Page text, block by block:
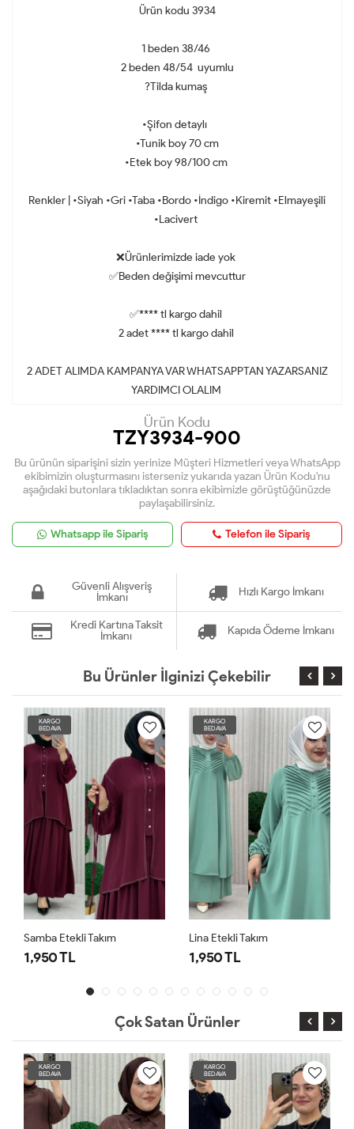
Ürün kodu 3934
1 beden 38/46
2 beden 48/54 uyumlu
?Tilda kumaş
•Şifon detaylı
•Tunik boy 70 cm
•Etek boy 98/100 cm
Renkler | •Siyah •Gri •Taba •Bordo •İndigo •Kiremit •Elmayeşili
•Lacivert
❌Ürünlerimizde iade yok
✅Beden değişimi mevcuttur
✅**** tl kargo dahil
2 adet **** tl kargo dahil
2 ADET ALIMDA KAMPANYA VAR WHATSAPPTAN YAZARSANIZ
YARDIMCI OLALIM
Ürün Kodu
TZY3934-900
Bu ürünün siparişini sizin yerinize Müşteri Hizmetleri veya WhatsApp
ekibimizin oluşturmasını isterseniz yukarıda yazan Ürün Kodu'nu
aşağıdaki butonlara tıkladıktan sonra ekibimizle görüştüğünüzde
paylaşabilirsiniz.
Whatsapp ile Sipariş Telefon ile Sipariş
Güvenli Alışveriş
İmkanı
Hızlı Kargo İmkanı
Kredi Kartına Taksit
İmkanı
Kapıda Ödeme İmkanı
Bu Ürünler İlginizi Çekebilir
KARGO
BEDAVA
Samba Etekli Takım
1,950 TL
KARGO
BEDAVA
Lina Etekli Takım
1,950 TL
Çok Satan Ürünler
KARGO
BEDAVA
KARGO
BEDAVA